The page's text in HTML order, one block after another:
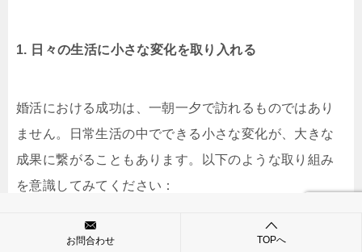
1. 日々の生活に小さな変化を取り入れる
婚活における成功は、一朝一夕で訪れるものではあり
ません。日常生活の中でできる小さな変化が、大きな
成果に繋がることもあります。以下のような取り組み
を意識してみてください：
外見を整える：第一印象を左右する外見には、ちょっ
お問合わせ TOPへ